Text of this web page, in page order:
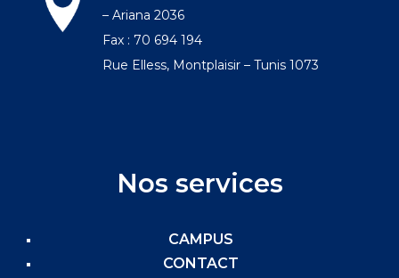
– Ariana 2036
Fax : 70 694 194
Rue Elless, Montplaisir – Tunis 1073
Nos services
CAMPUS
CONTACT